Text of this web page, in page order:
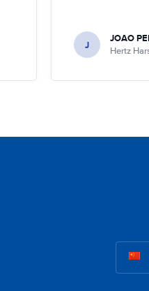
J JOAO
Hertz